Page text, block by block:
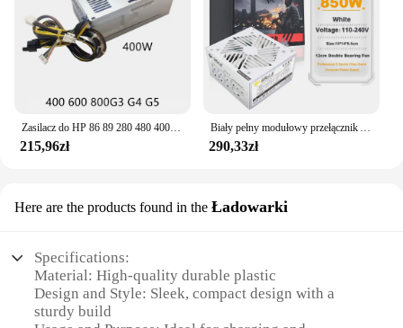
Zasilacz do HP 86 89 280 480 400 600 800G3 G4 G5 400W zasilacz PA-3401-1HA 942332-001 PA-3401-1 PCG007 szybka wysyłka
215,96zł
Biały pełny modułowy przełącznik ATX 850w zasilacz komputerowy zasilacz 110-240V 24Pin obudowa komputera chłodnica 1000w wat gra Fonte
290,33zł
Here are the products found in the Ładowarki
Specifications:
Material: High-quality durable plastic
Design and Style: Sleek, compact design with a
sturdy build